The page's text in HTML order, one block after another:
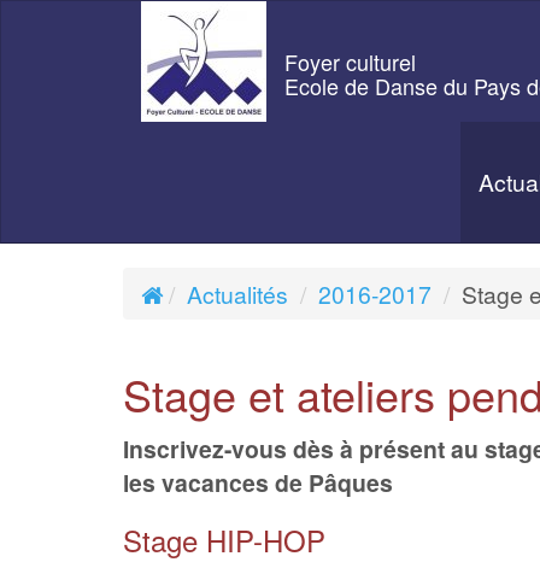
Foyer culturel
Ecole de Danse du Pays
Actualités 2016-2017 Stage
Stage et ateliers
Inscrivez-vous dès à présent au
les vacances de Pâques
Stage HIP-HOP